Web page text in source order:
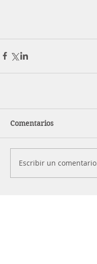
Comentarios
Escribir un